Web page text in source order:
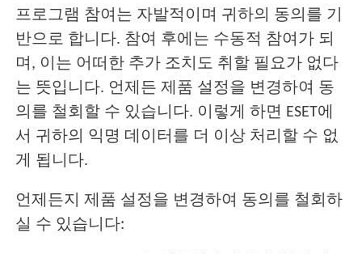
프로그램 참여는 자발적이며 귀하의 동의를 기
반으로 합니다. 참여 후에는 수동적 참여가 되
며, 이는 어떠한 추가 조치도 취할 필요가 없다
는 뜻입니다. 언제든 제품 설정을 변경하여 동
의를 철회할 수 있습니다. 이렇게 하면 ESET에
서 귀하의 익명 데이터를 더 이상 처리할 수 없
게 됩니다.
언제든지 제품 설정을 변경하여 동의를 철회하
실 수 있습니다: